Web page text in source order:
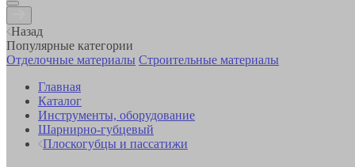
Назад
Популярные категории
Отделочные материалы Строительные материалы
Главная
Каталог
Инструменты, оборудование
Шарнирно-губцевый
Плоскогубцы и пассатижи